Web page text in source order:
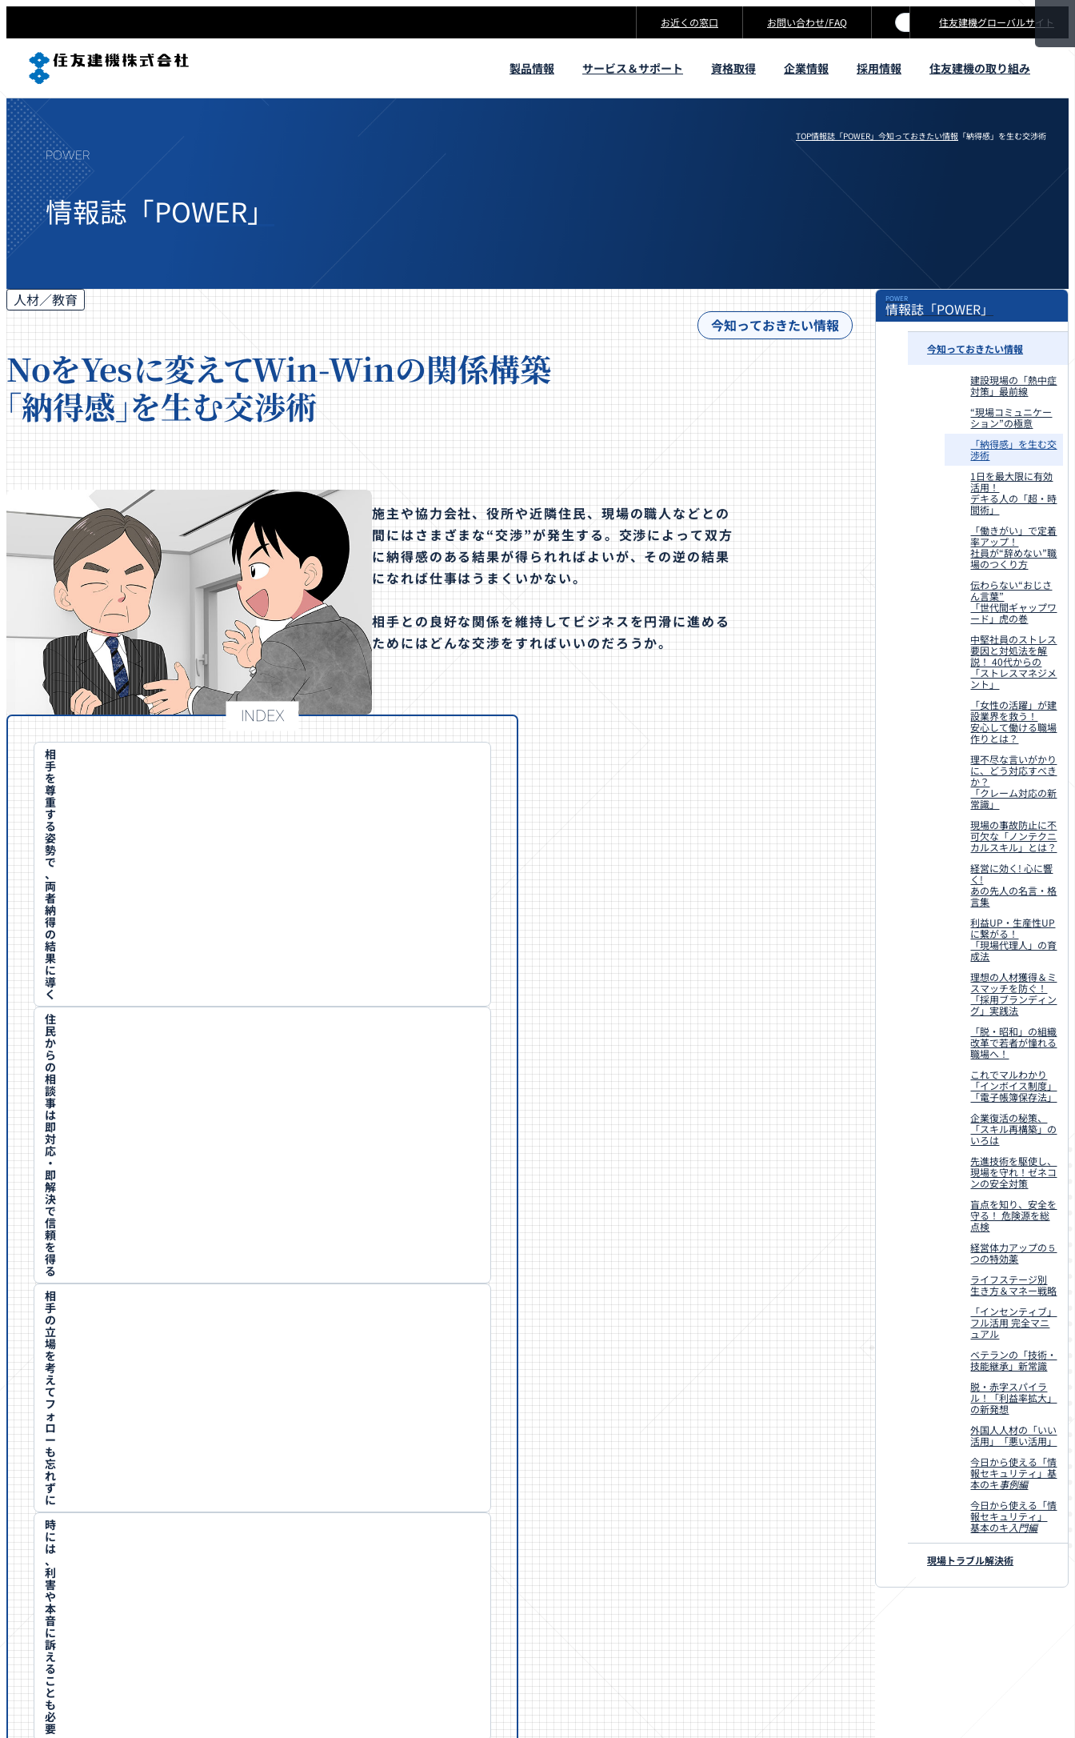
お近くの窓口 お問い合わせ
製品情報 サービス＆サポート 資格取得 企業情報 採用情報 住友建機の取り組み
住友建機グローバルサイト
情報誌「POWER」
POWER
TOP情報誌「POWER」今知っておきたい情報 「納得感」を生む交渉術
NoをYesに変えてWin-Winの関係構築
「納得感」を生む交渉術
施主や協力会社、役所や近隣住民、現場の職人などとの
間にはさまざまな“交渉”が発生する。交渉によって双方
に納得感のある結果が得られればよいが、その逆の結果
になれば仕事はうまくいかない。
相手との良好な関係を維持してビジネスを円滑に進める
ためにはどんな交渉をすればいいのだろうか。
相
手
を
尊
重
す
る
姿
勢
で
、
両
者
納
得
の
結
果
に
導
く
住
民
か
ら
の
相
談
事
は
即
対
応
・
即
解
決
で
信
頼
を
得
る
相
手
の
立
場
を
考
え
て
フ
ォ
ロ
ー
も
忘
れ
ず
に
時
に
は
、
利
害
や
本
音
に
訴
え
る
こ
と
も
必
要
情報誌「POWER」
POWER
今知っておきたい情報
建設現場の「熱中症
対策」最前線
“現場コミュニケー
ション”の極意
「納得感」を生む交
渉術
1日を最大限に有効
活用！
デキる人の「超・時
間術」
「働きがい」で定着
率アップ！
社員が“辞めない”職
場のつくり方
伝わらない“おじさ
ん言葉”
「世代間ギャップワ
ード」虎の巻
中堅社員のストレス
要因と対処法を解
説！ 40代からの
「ストレスマネジメ
ント」
「女性の活躍」が建
設業界を救う！
安心して働ける職場
作りとは？
理不尽な言いがかり
に、どう対応すべき
か？
「クレーム対応の新
常識」
現場の事故防止に不
可欠な「ノンテクニ
カルスキル」とは？
経営に効く! 心に響
く!
あの先人の名言・格
言集
利益UP・生産性UP
に繋がる！
「現場代理人」の育
成法
理想の人材獲得＆ミ
スマッチを防ぐ！
「採用ブランディン
グ」実践法
「脱・昭和」の組織
改革で若者が憧れる
職場へ！
これでマルわかり
「インボイス制度」
「電子帳簿保存法」
企業復活の秘策、
「スキル再構築」の
いろは
先進技術を駆使し、
現場を守れ！ゼネコ
ンの安全対策
盲点を知り、安全を
守る！ 危険源を総
点検
経営体力アップの５
つの特効薬
ライフステージ別
生き方＆マネー戦略
「インセンティブ」
フル活用 完全マニ
ュアル
ベテランの「技術・
技能継承」新常識
脱・赤字スパイラ
ル！「利益率拡大」
の新発想
外国人人材の「いい
活用」「悪い活用」
今日から使える「情
報セキュリティ」基
本のキ事例編
今日から使える「情
報セキュリティ」
基本のキ入門編
現場トラブル解決術